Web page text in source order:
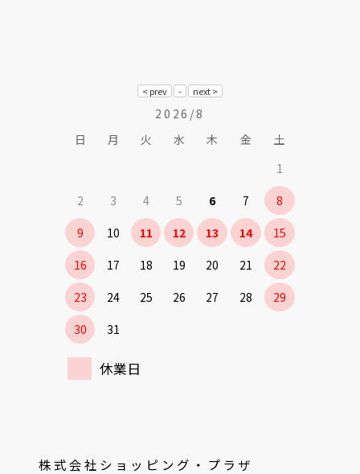
2026/8
日
月 火 水 木 金
土
1
2
3 4 5 6 7
8
9
10 11 12 13 14
15
16
17 18 19 20 21
22
23
24 25 26 27 28
29
30
31
休業日
株式会社ショッピング・プラザ